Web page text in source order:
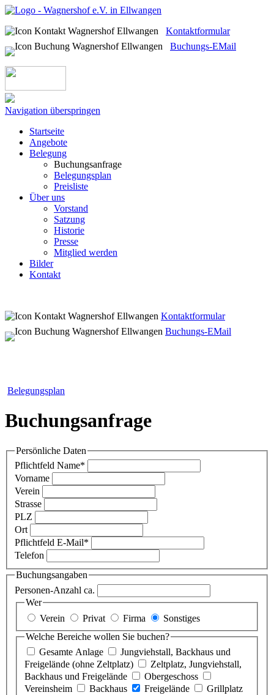
Kontaktformular
Buchungs-EMail
Navigation überspringen
Startseite
Angebote
Belegung
Buchungsanfrage
Belegungsplan
Preisliste
Über uns
Vorstand
Satzung
Historie
Presse
Mitglied werden
Bilder
Kontakt
Kontaktformular
Buchungs-EMail
Belegungsplan
Buchungsanfrage
Persönliche Daten
Pflichtfeld Name*
Vorname
Verein
Strasse
PLZ
Ort
Pflichtfeld E-Mail*
Telefon
Buchungsangaben
Personen-Anzahl ca.
Wer
Verein
Privat Firma
Sonstiges
Welche Bereiche wollen Sie buchen?
Gesamte Anlage
Jungviehstall, Backhaus und
Freigelände (ohne Zeltplatz)
Zeltplatz, Jungviehstall,
Backhaus und Freigelände
Obergeschoss
Vereinsheim
Backhaus Freigelände
Grillplatz